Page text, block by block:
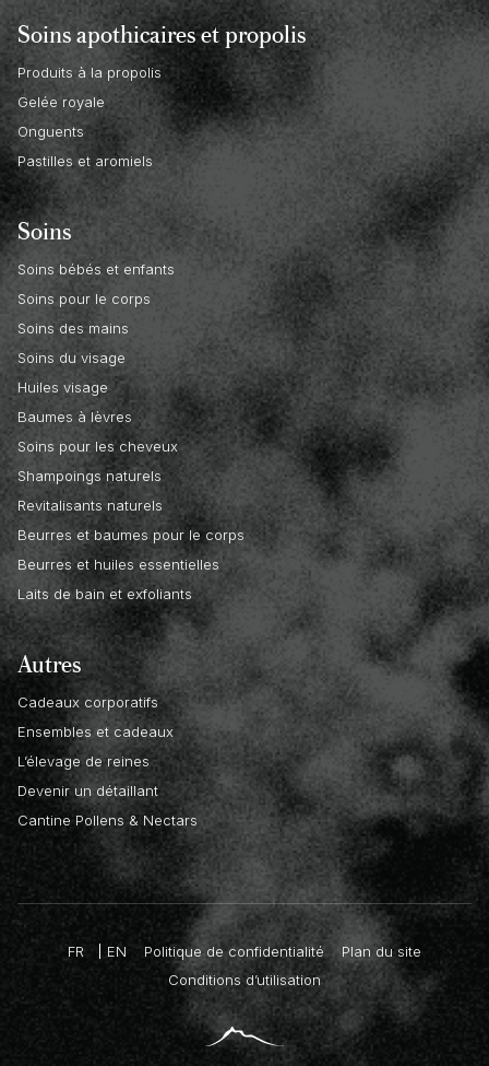
Soins apothicaires et propolis
Produits à la propolis
Gelée royale
Onguents
Pastilles et aromiels
Soins
Soins bébés et enfants
Soins pour le corps
Soins des mains
Soins du visage
Huiles visage
Baumes à lèvres
Soins pour les cheveux
Shampoings naturels
Revitalisants naturels
Beurres et baumes pour le corps
Beurres et huiles essentielles
Laits de bain et exfoliants
Autres
Cadeaux corporatifs
Ensembles et cadeaux
L’élevage de reines
Devenir un détaillant
Cantine Pollens & Nectars
FR EN Politique de confidentialité
Plan du site
Conditions d’utilisation